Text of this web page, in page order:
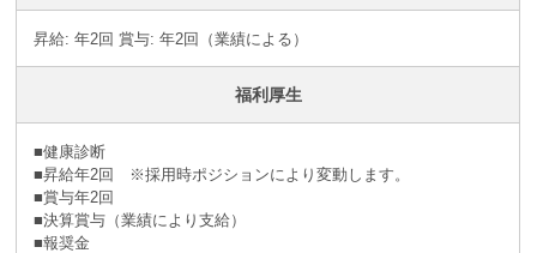
昇給: 年2回 賞与: 年2回（業績による）
福利厚生
■健康診断
■昇給年2回 ※採⽤時ポジションにより変動します。
■賞与年2回
■決算賞与（業績により⽀給）
■報奨⾦